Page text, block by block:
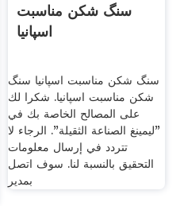
سنگ شکن مناسبت
اسپانیا
سنگ شکن مناسبت اسپانیا سنگ
شکن مناسبت اسپانیا. شكرا لك
على المصالح الخاصة بك في
"ليمينغ الصناعة الثقيلة". الرجاء لا
تتردد في إرسال معلومات
التحقيق بالنسبة لنا. سوف اتصل
بمدير